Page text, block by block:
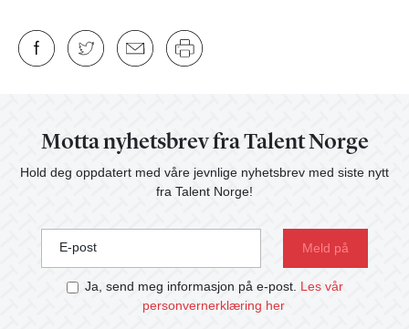
Motta nyhetsbrev fra Talent Norge
Hold deg oppdatert med våre jevnlige nyhetsbrev med siste nytt
fra Talent Norge!
E-post
Ja, send meg informasjon på e-post. Les vår
personvernerklæring her